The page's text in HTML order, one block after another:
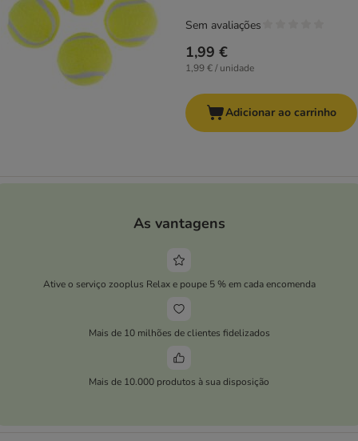
1,99 €
1,99 € / unidade
Sem avaliações
Adicionar ao carrinho
As vantagens
Ative o serviço zooplus Relax e poupe 5 % em cada encomenda
Mais de 10 milhões de clientes fidelizados
Mais de 10.000 produtos à sua disposição